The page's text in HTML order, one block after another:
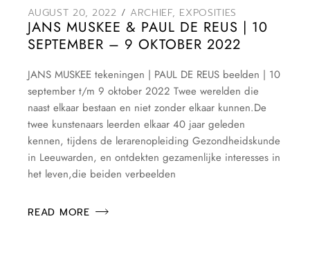
AUGUST 20, 2022 ARCHIEF, EXPOSITIES
JANS MUSKEE & PAUL DE REUS | 10
SEPTEMBER – 9 OKTOBER 2022
JANS MUSKEE tekeningen | PAUL DE REUS beelden | 10
september t/m 9 oktober 2022 Twee werelden die
naast elkaar bestaan en niet zonder elkaar kunnen.De
twee kunstenaars leerden elkaar 40 jaar geleden
kennen, tijdens de lerarenopleiding Gezondheidskunde
in Leeuwarden, en ontdekten gezamenlijke interesses in
het leven,die beiden verbeelden
READ MORE